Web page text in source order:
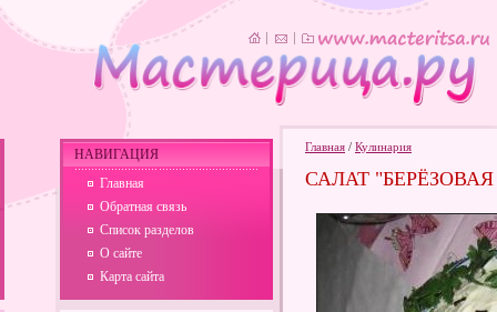
Главная / Кулинария
САЛАТ
НАВИГАЦИЯ
Главная
Обратная связь
Список разделов
О сайте
Карта сайта